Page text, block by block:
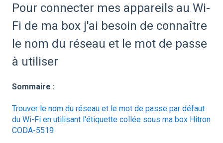
Pour connecter mes appareils au Wi-
Fi de ma box j'ai besoin de connaître
le nom du réseau et le mot de passe
à utiliser
Sommaire :
Trouver le nom du réseau et le mot de passe par défaut
du Wi-Fi en utilisant l'étiquette collée sous ma box Hitron
CODA-5519